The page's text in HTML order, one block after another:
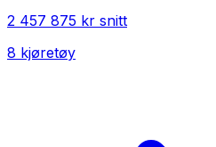
2 457 875 kr snitt
8 kjøretøy